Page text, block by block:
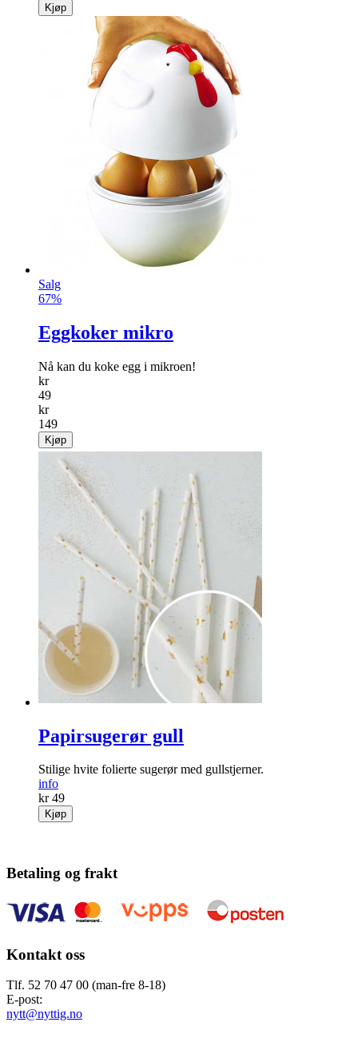
Kjøp
Salg
67%
Eggkoker mikro
Nå kan du koke egg i mikroen!
kr
49
kr
149
Kjøp
Papirsugerør gull
Stilige hvite folierte sugerør med gullstjerner.
info
kr 49
Kjøp
Betaling og frakt
Kontakt oss
Tlf. 52 70 47 00 (man-fre 8-18)
E-post:
nytt@nyttig.no